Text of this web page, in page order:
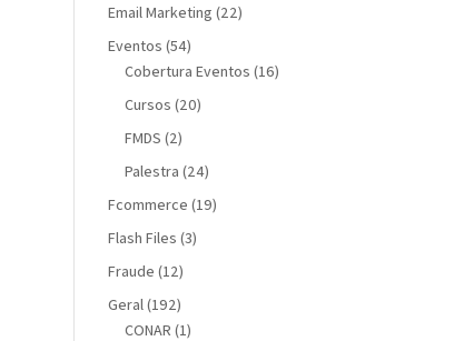
Email Marketing (22)
Eventos (54)
Cobertura Eventos (16)
Cursos (20)
FMDS (2)
Palestra (24)
Fcommerce (19)
Flash Files (3)
Fraude (12)
Geral(192)
CONAR (1)